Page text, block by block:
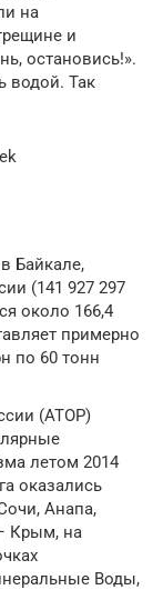
на
и
остановись!».
водой. Так
Байкале,
(141 927 297
около 166,4
примерно
по 60 тонн
(АТОР)
летом 2014
оказались
Анапа,
Крым, на
Воды,